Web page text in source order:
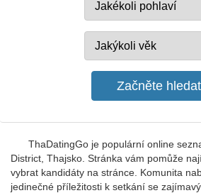
ThaDatingGo je populární online
District, Thajsko. Stránka vám pomůže
vybrat kandidáty na stránce. Komunita
jedinečné příležitosti k setkání se